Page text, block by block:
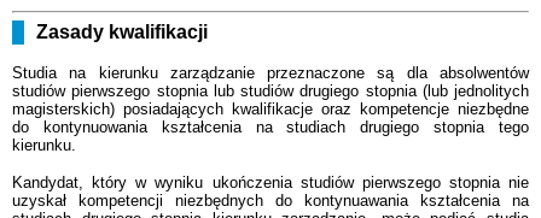
Zasady kwalifikacji
Studia na kierunku zarządzanie przeznaczone są dla absolwentów
studiów pierwszego stopnia lub studiów drugiego stopnia (lub jednolitych
magisterskich) posiadających kwalifikacje oraz kompetencje niezbędne
do kontynuowania kształcenia na studiach drugiego stopnia tego
kierunku.
Kandydat, który w wyniku ukończenia studiów pierwszego stopnia nie
uzyskał kompetencji niezbędnych do kontynuawania kształcenia na